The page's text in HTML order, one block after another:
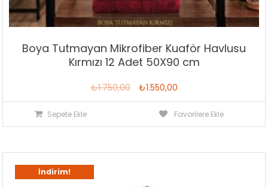
Boya Tutmayan Mikrofiber Kuaför Havlusu
Kırmızı 12 Adet 50X90 cm
₺1.750,00
Orijinal
fiyat:
₺1.750,00.
₺1.550,00Şu
andaki
fiyat:
Sepete Ekle Favorilere Ekle
İndirim!